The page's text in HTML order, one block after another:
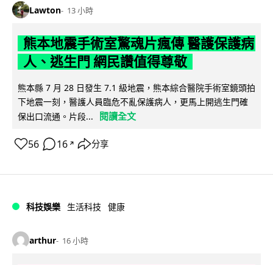
Lawton 13 小時
熊本地震手術室驚魂片瘋傳 醫護保護病
人、逃生門 網民讚值得尊敬
熊本縣 7 月 28 日發生 7.1 級地震，熊本綜合醫院手術室鏡頭拍
下地震一刻，醫護人員臨危不亂保護病人，更馬上開逃生門確
保出口流通。片段...
閱讀全文
56 16 ↗ 分享
科技娛樂 生活科技 健康
arthur 16 小時